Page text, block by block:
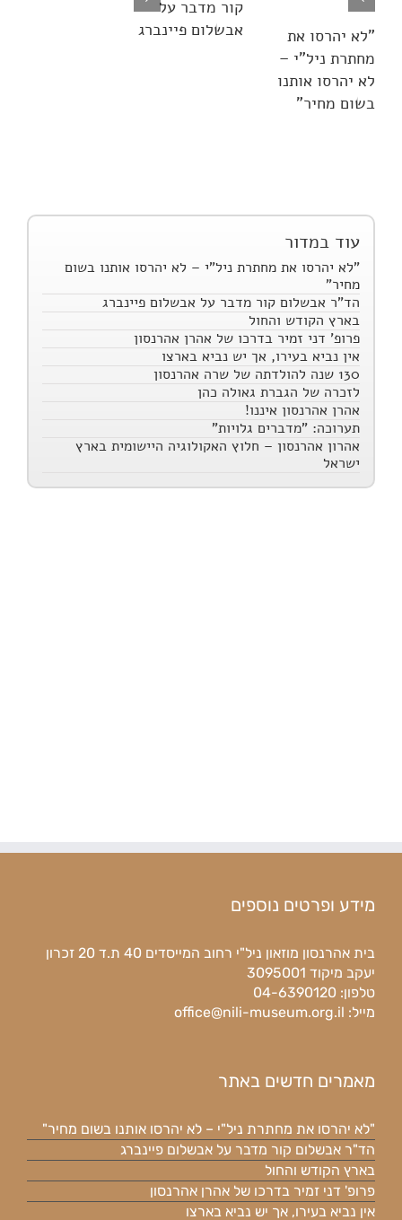
"לא יהרסו את
מחתרת ניל"י –
לא יהרסו אותנו
בשום מחיר"
קור מדבר על
אבשלום פיינברג
עוד במדור
"לא יהרסו את מחתרת ניל"י – לא יהרסו אותנו בשום
מחיר"
הד"ר אבשלום קור מדבר על אבשלום פיינברג
בארץ הקודש והחול
פרופ' דני זמיר בדרכו של אהרן אהרנסון
אין נביא בעירו, אך יש נביא בארצו
130 שנה להולדתה של שרה אהרנסון
לזכרה של הגברת גאולה כהן
אהרן אהרנסון איננו!
תערוכה: "מדברים גלויות"
אהרון אהרנסון – חלוץ האקולוגיה היישומית בארץ
ישראל
מידע ופרטים נוספים
בית אהרנסון מוזאון ניל"י רחוב המייסדים 40 ת.ד 20 זכרון
יעקב מיקוד 3095001
טלפון: 04-6390120
מייל: office@nili-museum.org.il
מאמרים חדשים באתר
"לא יהרסו את מחתרת ניל"י – לא יהרסו אותנו בשום מחיר"
הד"ר אבשלום קור מדבר על אבשלום פיינברג
בארץ הקודש והחול
פרופ' דני זמיר בדרכו של אהרן אהרנסון
אין נביא בעירו, אך יש נביא בארצו